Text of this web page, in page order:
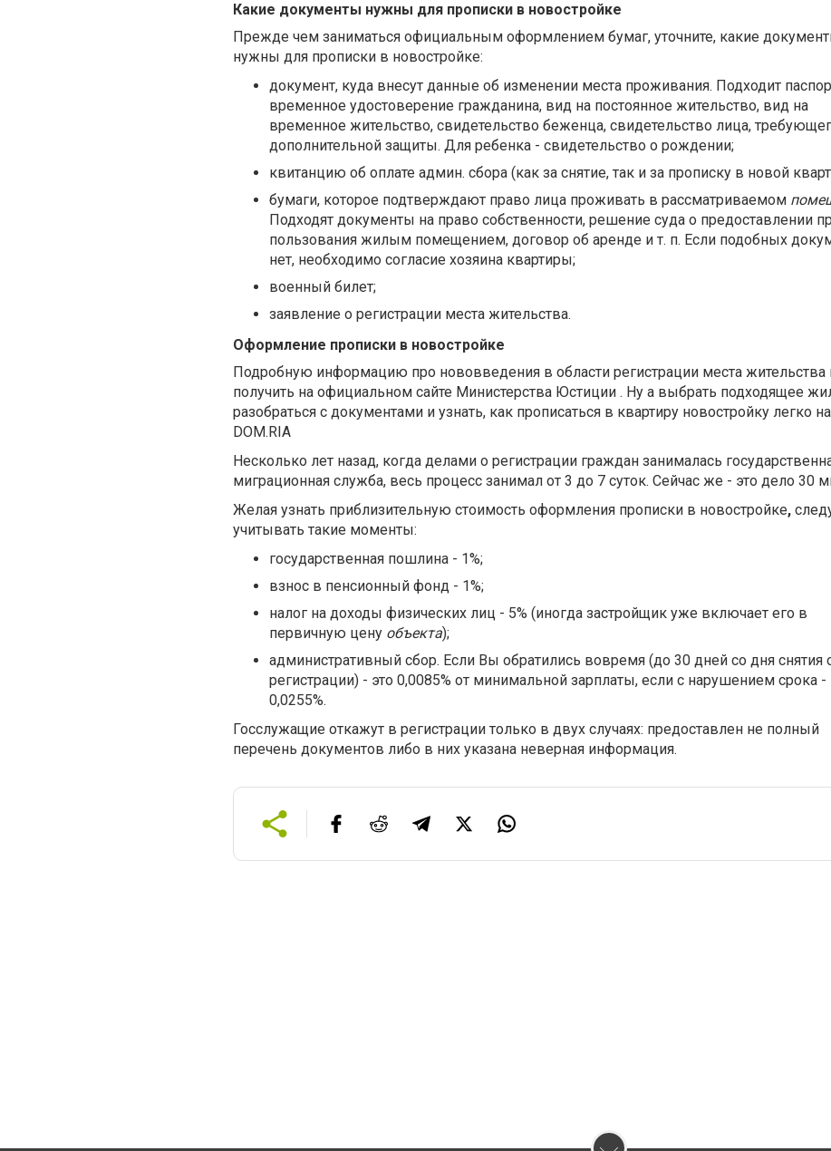
Какие документы нужны для прописки в новостройке
Прежде чем заниматься официальным оформлением бумаг, уточните, какие
нужны для прописки в новостройке:
документ, куда внесут данные об изменении места проживания. Подходит
временное удостоверение гражданина, вид на постоянное жительство, вид на
временное жительство, свидетельство беженца, свидетельство лица,
дополнительной защиты. Для ребенка - свидетельство о рождении;
квитанцию об оплате админ. сбора (как за снятие, так и за прописку в новой
бумаги, которое подтверждают право лица проживать в рассматриваемом
Подходят документы на право собственности, решение суда о предоставлении
пользования жилым помещением, договор об аренде и т. п. Если подобных
нет, необходимо согласие хозяина квартиры;
военный билет;
заявление о регистрации места жительства.
Оформление прописки в новостройке
Подробную информацию про нововведения в области регистрации места
получить на официальном сайте Министерства Юстиции . Ну а выбрать подходящее
разобраться с документами и узнать, как прописаться в квартиру новостройку легко
DOM.RIA
Несколько лет назад, когда делами о регистрации граждан занималась
миграционная служба, весь процесс занимал от 3 до 7 суток. Сейчас же - это дело 30
Желая узнать приблизительную стоимость оформления прописки в новостройке,
учитывать такие моменты:
государственная пошлина - 1%;
взнос в пенсионный фонд - 1%;
налог на доходы физических лиц - 5% (иногда застройщик уже включает его в
первичную цену объекта);
административный сбор. Если Вы обратились вовремя (до 30 дней со дня снятия
регистрации) - это 0,0085% от минимальной зарплаты, если с нарушением срока -
0,0255%.
Госслужащие откажут в регистрации только в двух случаях: предоставлен не полный
перечень документов либо в них указана неверная информация.